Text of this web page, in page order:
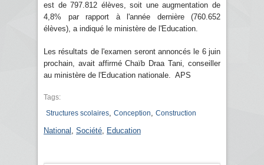
est de 797.812 élèves, soit une augmentation de
4,8% par rapport à l'année dernière (760.652
élèves), a indiqué le ministère de l'Education.
Les résultats de l'examen seront annoncés le 6 juin
prochain, avait affirmé Chaïb Draa Tani, conseiller
au ministère de l'Education nationale. APS
Tags:
Structures scolaires Conception Construction
National Société Education